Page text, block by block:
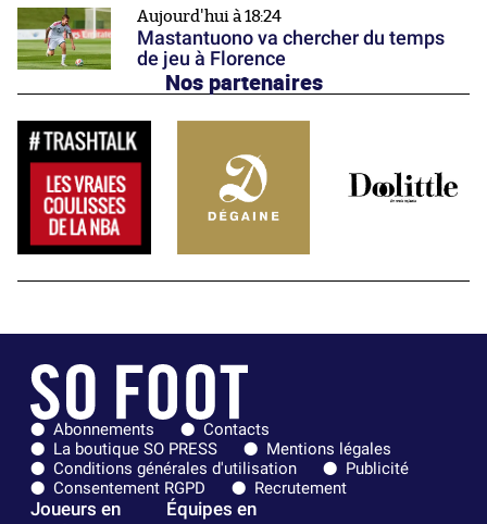
Aujourd'hui à 18:24
Mastantuono va chercher du temps
de jeu à Florence
Nos partenaires
Abonnements
Contacts
La boutique SO PRESS
Mentions légales
Conditions générales d'utilisation
Publicité
Consentement RGPD
Recrutement
Joueurs en
Équipes en